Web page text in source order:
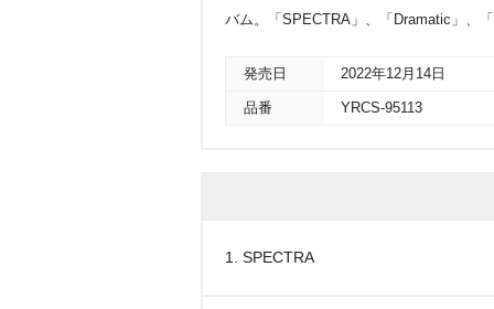
バム。「SPECTRA」、「Dramatic」、
発売日 2022年12月14日
品番 YRCS-95113
1. SPECTRA